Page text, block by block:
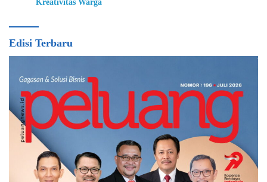
Kreativitas Warga
Edisi Terbaru